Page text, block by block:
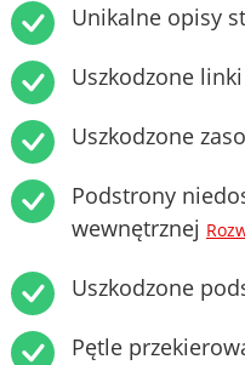
Unikalne opisy
Uszkodzone
Uszkodzone
Podstrony
wewnętrznej
Uszkodzone
Pętle